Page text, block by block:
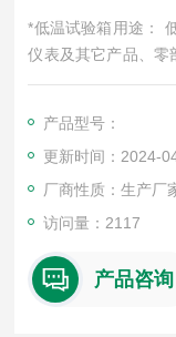
*低温试验箱用途：
仪表及其它产品、零
使用时的适应性试验
产品型号：
更新时间：2024-
厂商性质：生产厂
访问量：2117
产品咨询